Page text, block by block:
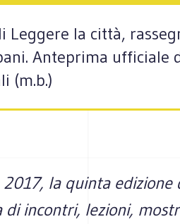
Leggere la città,
Anteprima ufficiale
(m.b.)
la quinta edizione
di incontri, lezioni,